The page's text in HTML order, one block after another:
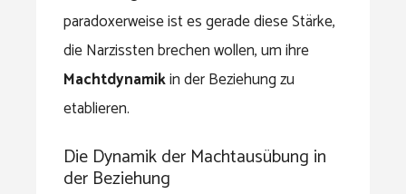
paradoxerweise ist es gerade diese Stärke,
die Narzissten brechen wollen, um ihre
Machtdynamikin der Beziehung zu
etablieren.
Die Dynamik der Machtausübung in
der Beziehung